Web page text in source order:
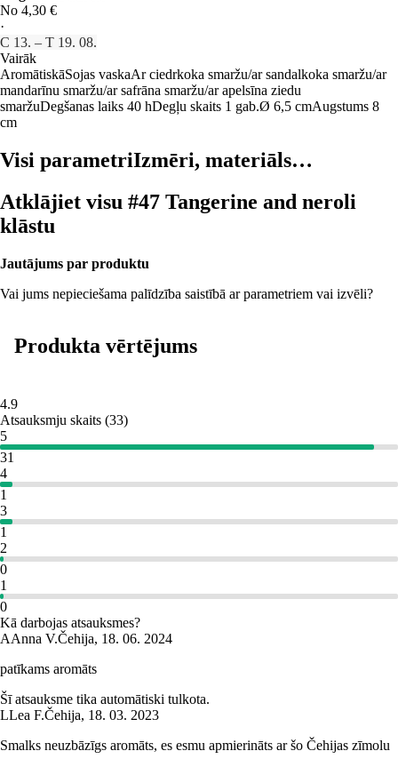
No 4,30 €
·
C 13. – T 19. 08.
Vairāk
AromātiskāSojas vaskaAr ciedrkoka smaržu/ar sandalkoka smaržu/ar
mandarīnu smaržu/ar safrāna smaržu/ar apelsīna ziedu
smaržuDegšanas laiks 40 hDegļu skaits 1 gab.Ø 6,5 cmAugstums 8
cm
Visi parametriIzmēri, materiāls…
Atklājiet visu #47 Tangerine and neroli
klāstu
Jautājums par produktu
Vai jums nepieciešama palīdzība saistībā ar parametriem vai izvēli?
Produkta vērtējums
4.9
Atsauksmju skaits (33)
5
31
4
1
3
1
2
0
1
0
Kā darbojas atsauksmes?
AAnna V.Čehija, 18. 06. 2024
patīkams aromāts
Šī atsauksme tika automātiski tulkota.
LLea F.Čehija, 18. 03. 2023
Smalks neuzbāzīgs aromāts, es esmu apmierināts ar šo Čehijas zīmolu